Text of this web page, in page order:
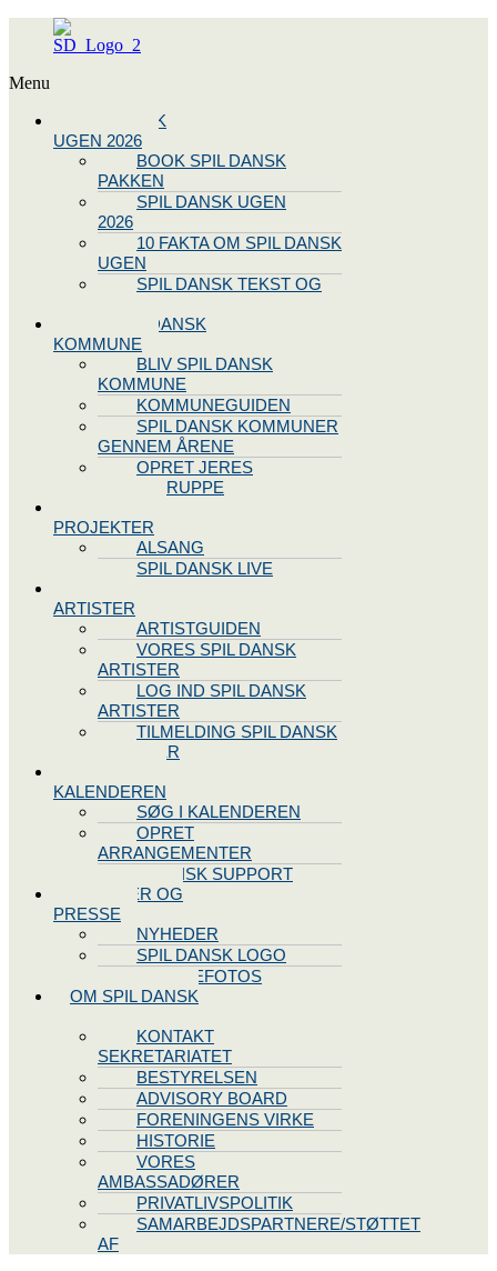
Menu
SPIL DANSK
UGEN 2026
BOOK SPIL DANSK
PAKKEN
SPIL DANSK UGEN
2026
10 FAKTA OM SPIL DANSK
UGEN
SPIL DANSK TEKST OG
BLIV SPIL DANSK
KOMMUNE
BLIV SPIL DANSK
KOMMUNE
KOMMUNEGUIDEN
SPIL DANSK KOMMUNER
GENNEM ÅRENE
OPRET JERES
STYREGRUPPE
PROJEKTER
ALSANG
SPIL DANSK LIVE
ARTISTER
ARTISTGUIDEN
VORES SPIL DANSK
ARTISTER
LOG IND SPIL DANSK
ARTISTER
TILMELDING SPIL DANSK
ARTISTER
KALENDEREN
SØG I KALENDEREN
OPRET
ARRANGEMENTER
TEKNISK SUPPORT
NYHEDER OG
PRESSE
NYHEDER
SPIL DANSK LOGO
PRESSEFOTOS
OM SPIL DANSK
KONTAKT
SEKRETARIATET
BESTYRELSEN
ADVISORY BOARD
FORENINGENS VIRKE
HISTORIE
VORES
AMBASSADØRER
PRIVATLIVSPOLITIK
SAMARBEJDSPARTNERE/STØTTET
AF